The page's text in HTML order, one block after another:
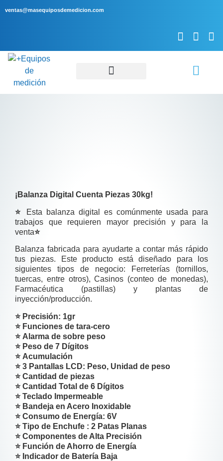
ventas@masequiposdemedicion.com
¡Balanza Digital Cuenta Piezas 30kg!
⭐
Esta balanza digital es comúnmente usada para
trabajos que requieren mayor precisión y para la
venta⭐
Balanza fabricada para ayudarte a contar más rápido
tus piezas. Este producto está diseñado para los
siguientes tipos de negocio: Ferreterías (tornillos,
tuercas, entre otros), Casinos (conteo de monedas),
Farmacéutica (pastillas) y plantas de
inyección/producción.
⭐ Precisión: 1gr
⭐ Funciones de tara-cero
⭐ Alarma de sobre peso
⭐ Peso de 7 Dígitos
⭐ Acumulación
⭐ 3 Pantallas LCD: Peso, Unidad de peso
⭐ Cantidad de piezas
⭐ Cantidad Total de 6 Dígitos
⭐ Teclado Impermeable
⭐ Bandeja en Acero Inoxidable
⭐ Consumo de Energía: 6V
⭐ Tipo de Enchufe : 2 Patas Planas
⭐ Componentes de Alta Precisión
⭐ Función de Ahorro de Energía
⭐ Indicador de Batería Baja